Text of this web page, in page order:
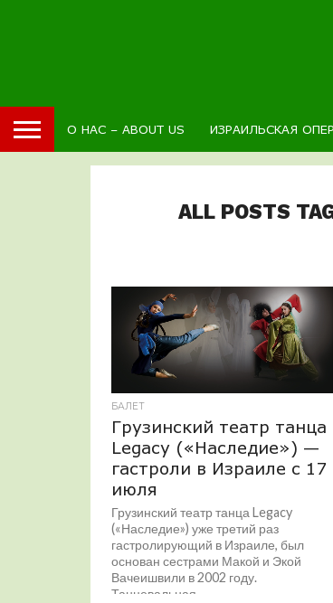
О НАС – ABOUT US ИЗРАИЛЬСКАЯ
ALL POSTS
БАЛЕТ
Грузинский театр танца
Legacy («Наследие») —
гастроли в Израиле с 17
июля
Грузинский театр танца Legacy
(«Наследие») уже третий раз
гастролирующий в Израиле, был
основан сестрами Макой и Экой
Вачеишвили в 2002 году.
Танцевальная...